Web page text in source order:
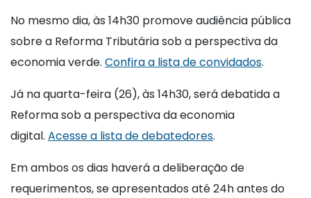
No mesmo dia, às 14h30 promove audiência pública
sobre a Reforma Tributária sob a perspectiva da
economia verde. Confira a lista de convidados.
Já na quarta-feira (26), às 14h30, será debatida a
Reforma sob a perspectiva da economia
digital. Acesse a lista de debatedores.
Em ambos os dias haverá a deliberação de
requerimentos, se apresentados até 24h antes do